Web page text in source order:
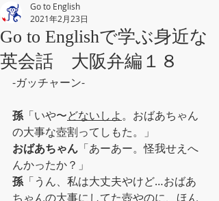
Go to Englishで学ぶ身近な
英会話 大阪弁編１８
Go to English
2021年2月23日
-ガッチャーン-
孫 「いや〜どないしよ。おばあちゃん
の大事な壺割ってしもた。」
おばあちゃん 「あーあー。怪我せえへ
んかったか？」
孫 「うん、私は大丈夫やけど…おばあ
ちゃんの大事にしてた壺やのに、ほん